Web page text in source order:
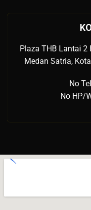
Plaza THB Lantai 2
Medan Satria,
No
No HP/